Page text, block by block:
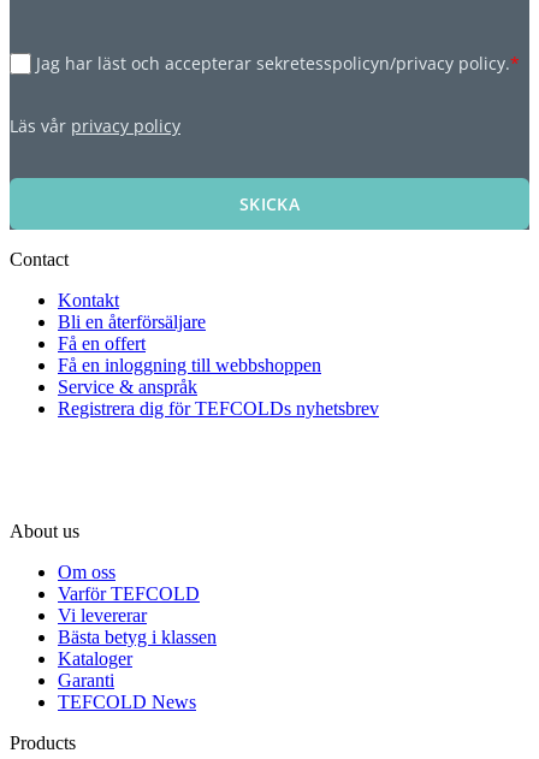
Jag har läst och accepterar sekretesspolicyn/privacy policy.*
Läs vår privacy policy
SKICKA
Contact
Kontakt
Bli en återförsäljare
Få en offert
Få en inloggning till webbshoppen
Service & anspråk
Registrera dig för TEFCOLDs nyhetsbrev
About us
Om oss
Varför TEFCOLD
Vi levererar
Bästa betyg i klassen
Kataloger
Garanti
TEFCOLD News
Products